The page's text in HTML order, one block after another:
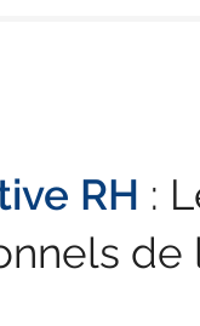
RH :
de